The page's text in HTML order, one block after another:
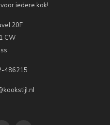
iedere kok!
20F
CW
486215